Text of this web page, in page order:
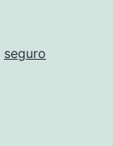
seguro